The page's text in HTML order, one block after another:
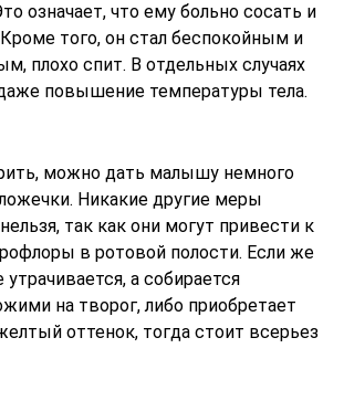
означает, что ему больно сосать и
Кроме того, он стал беспокойным и
плохо спит. В отдельных случаях
повышение температуры тела.
можно дать малышу немного
Никакие другие меры
так как они могут привести к
в ротовой полости. Если же
а собирается
на творог, либо приобретает
оттенок, тогда стоит всерьез